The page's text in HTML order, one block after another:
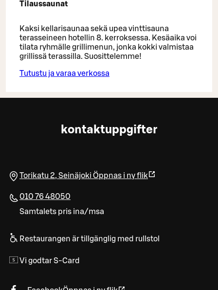
Tilaussaunat
Kaksi kellarisaunaa sekä upea vinttisauna
terasseineen hotellin 8. kerroksessa. Kesäaika voi
tilata ryhmälle grillimenun, jonka kokki valmistaa
grillissä terassilla. Suosittelemme!
Tutustu ja varaa verkossa
kontaktuppgifter
Torikatu 2, Seinäjoki Öppnas i ny flik
010 76 48050
Samtalets pris ina/msa
Restaurangen är tillgänglig med rullstol
Vi godtar S-Card